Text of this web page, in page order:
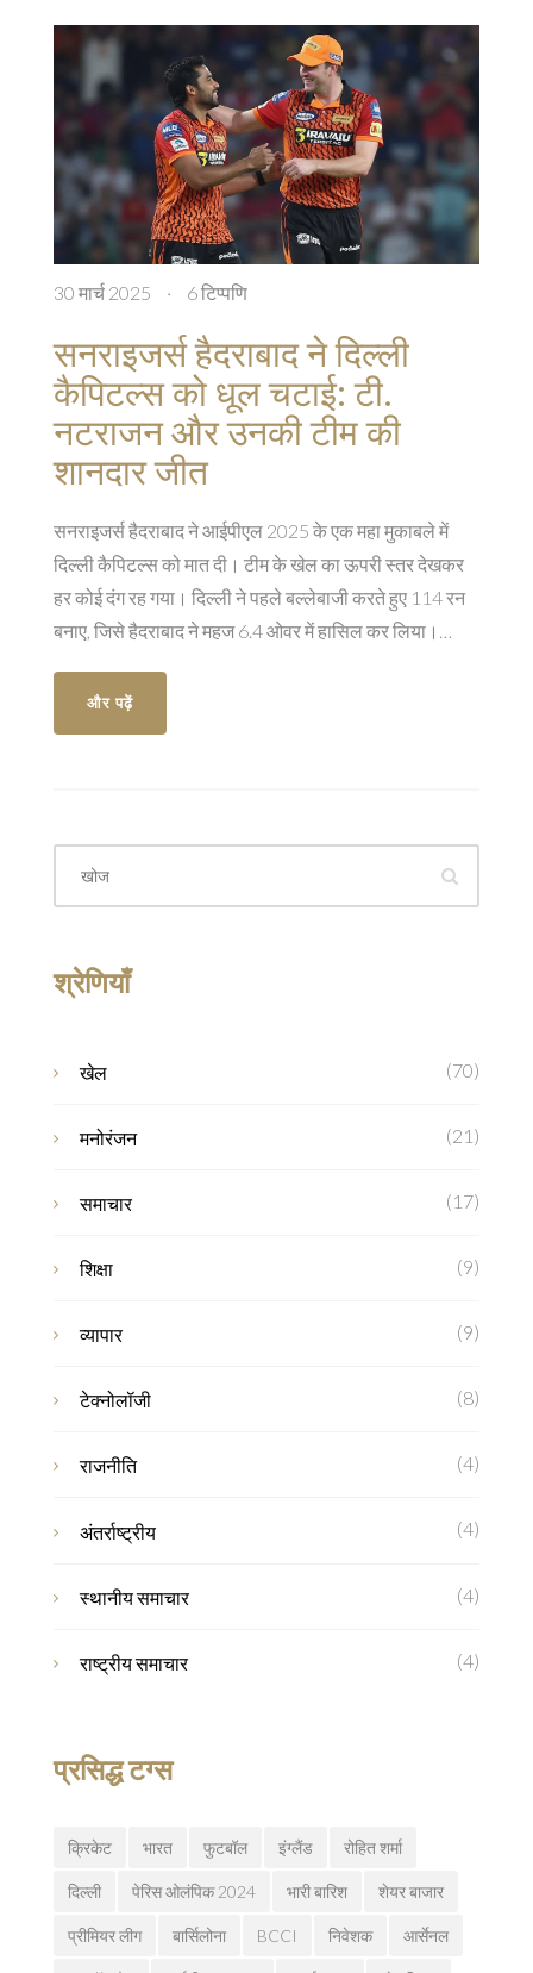
30 मार्च 2025 · 6 टिप्पणि
सनराइजर्स हैदराबाद ने दिल्ली
कैपिटल्स को धूल चटाई: टी.
नटराजन और उनकी टीम की
शानदार जीत
सनराइजर्स हैदराबाद ने आईपीएल 2025 के एक महा मुकाबले में
दिल्ली कैपिटल्स को मात दी। टीम के खेल का ऊपरी स्तर देखकर
हर कोई दंग रह गया। दिल्ली ने पहले बल्लेबाजी करते हुए 114 रन
बनाए, जिसे हैदराबाद ने महज 6.4 ओवर में हासिल कर लिया।
ट्रैविस हेड ने 56 रनों की जुझारू पारी खेली।
और पढ़ें
श्रेणियाँ
खेल (70)
मनोरंजन (21)
समाचार (17)
शिक्षा (9)
व्यापार (9)
टेक्नोलॉजी (8)
राजनीति (4)
अंतर्राष्ट्रीय (4)
स्थानीय समाचार (4)
राष्ट्रीय समाचार (4)
प्रसिद्ध टग्स
क्रिकेट भारत फुटबॉल इंग्लैंड रोहित शर्मा
दिल्ली पेरिस ओलंपिक 2024 भारी बारिश शेयर बाजार
प्रीमियर लीग बार्सिलोना BCCI निवेशक आर्सेनल